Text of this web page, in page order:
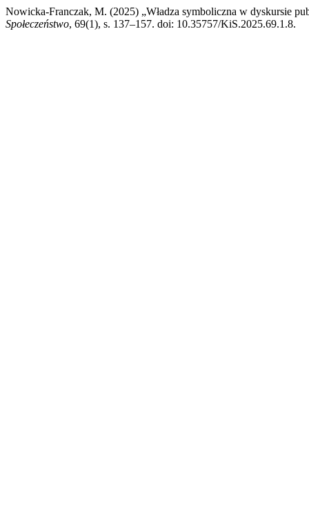
Nowicka-Franczak, M. (2025) „Władza symboliczna w dyskursie
Społeczeństwo, 69(1), s. 137–157. doi: 10.35757/KiS.2025.69.1.8.